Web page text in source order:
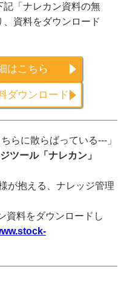
「ナレカン資料の無
資料をダウンロード
はこちら
ダウンロード
らに散らばっている---」
ツール「ナレカン」
が抱える、ナレッジ管理
資料をダウンロードし